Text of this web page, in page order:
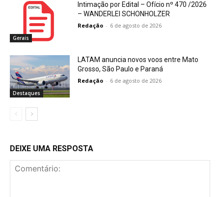
Gerais
Intimação por Edital – Ofício nº 470 /2026
– WANDERLEI SCHONHOLZER
Redação - 6 de agosto de 2026
Destaques
LATAM anuncia novos voos entre Mato
Grosso, São Paulo e Paraná
Redação - 6 de agosto de 2026
DEIXE UMA RESPOSTA